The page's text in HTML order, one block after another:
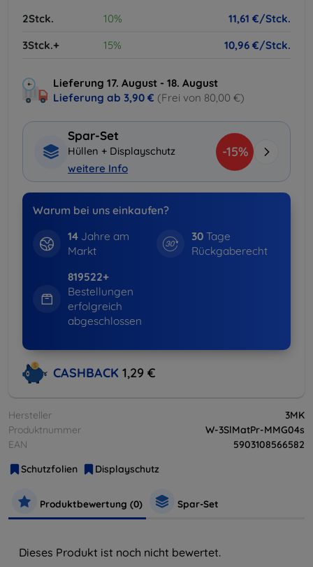
2Stck.
10%
11,61 €/Stck.
3Stck.+
15% 10,96 €/Stck.
Lieferung 17. August - 18. August
Lieferung ab 3,90 € (Frei von 80,00 €)
Spar-Set
Hüllen + Displayschutz
weitere Info
-15%
Warum bei uns einkaufen?
14Jahre am
Markt
30 Tage
Rückgaberecht
819522+
Bestellungen
erfolgreich
abgeschlossen
CASHBACK 1,29 €
Hersteller
3MK
Produktnummer
W-3SlMatPr-MMG04s
EAN
5903108566582
Schutzfolien
Displayschutz
Produktbewertung (0) Spar-Set
Dieses Produkt ist noch nicht bewertet.